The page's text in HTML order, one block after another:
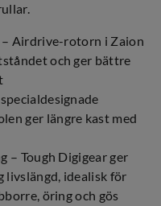
Airdrive-rotorn i Zaion
och ger bättre
ger längre kast med
– Tough Digigear ger
livslängd, idealisk för
öring och gös